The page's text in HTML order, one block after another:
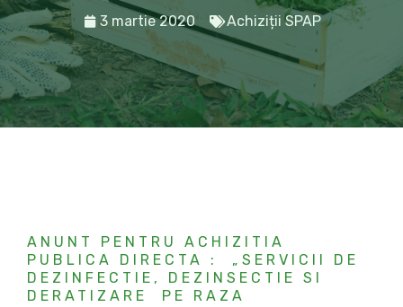
3 martie 2020 Achiziții SPAP
ANUNT PENTRU ACHIZITIA
PUBLICA DIRECTA : „SERVICII DE
DEZINFECTIE, DEZINSECTIE SI
DERATIZARE PE RAZA